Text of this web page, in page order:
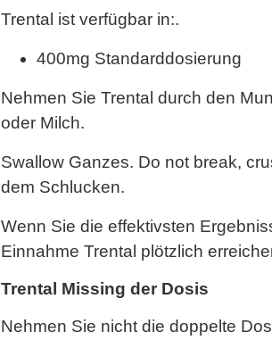
Trental ist verfügbar in:.
400mg Standarddosierung
Nehmen Sie Trental durch den
oder Milch.
Swallow Ganzes. Do not break,
dem Schlucken.
Wenn Sie die effektivsten
Einnahme Trental plötzlich
Trental Missing der Dosis
Nehmen Sie nicht die doppelte